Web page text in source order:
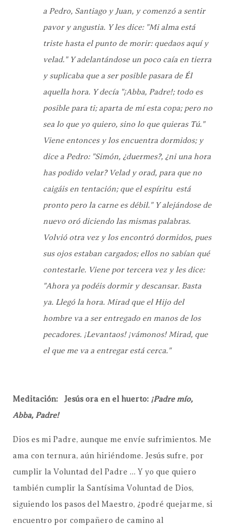
a Pedro, Santiago y Juan, y comenzó a sentir
pavor y angustia. Y les dice: "Mi alma está
triste hasta el punto de morir: quedaos aquí y
velad." Y adelantándose un poco caía en tierra
y suplicaba que a ser posible pasara de Él
aquella hora. Y decía "¡Abba, Padre!; todo es
posible para ti; aparta de mí esta copa; pero no
sea lo que yo quiero, sino lo que quieras Tú."
Viene entonces y los encuentra dormidos; y
dice a Pedro: "Simón, ¿duermes?, ¿ni una hora
has podido velar? Velad y orad, para que no
caigáis en tentación; que el espíritu está
pronto pero la carne es débil." Y alejándose de
nuevo oró diciendo las mismas palabras.
Volvió otra vez y los encontró dormidos, pues
sus ojos estaban cargados; ellos no sabían qué
contestarle. Viene por tercera vez y les dice:
"Ahora ya podéis dormir y descansar. Basta
ya. Llegó la hora. Mirad que el Hijo del
hombre va a ser entregado en manos de los
pecadores. ¡Levantaos! ¡vámonos! Mirad, que
el que me va a entregar está cerca."
Meditación: Jesús ora en el huerto: ¡Padre mío,
Abba, Padre!
Dios es mi Padre, aunque me envíe sufrimientos. Me
ama con ternura, aún hiriéndome. Jesús sufre, por
cumplir la Voluntad del Padre ... Y yo que quiero
también cumplir la Santísima Voluntad de Dios,
siguiendo los pasos del Maestro, ¿podré quejarme, si
encuentro por compañero de camino al